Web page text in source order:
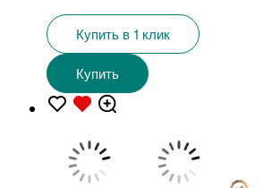
Купить в 1 клик
Купить